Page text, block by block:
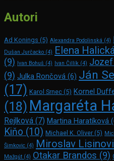
Autori
Ad Konings (5) Alexandra Podolinská (4)
Dušan Jurčacko (4) Elena Halická
(9) Ivan Bohuš (4) Ivan Čillík (4)
(9) Julka Rončová (6) Ján
(17) Karol Srnec (5) Kornel
(18) Margaréta
Rejlková (7) Martina Haratíková
Kiňo (10) Michael K. Oliver (5)
Šimkovic (4) Miroslav
Mažgút (4) Otakar Brandos (9)